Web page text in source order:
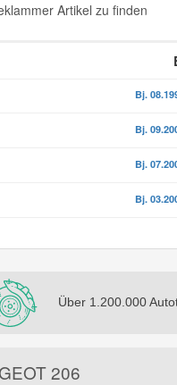
Artikel zu finden
Bj.
Bj.
Bj.
Bj.
Über 1.200.000
206